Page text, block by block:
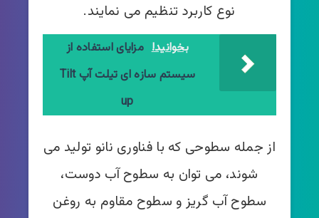
نوع کاربرد تنظیم می نمایند.
بخوانید! مزایای استفاده از
سیستم سازه ای تیلت آپ Tilt
up
از جمله سطوحی که با فناوری نانو تولید می
شوند، می توان به سطوح آب دوست،
سطوح آب گریز و سطوح مقاوم به روغن